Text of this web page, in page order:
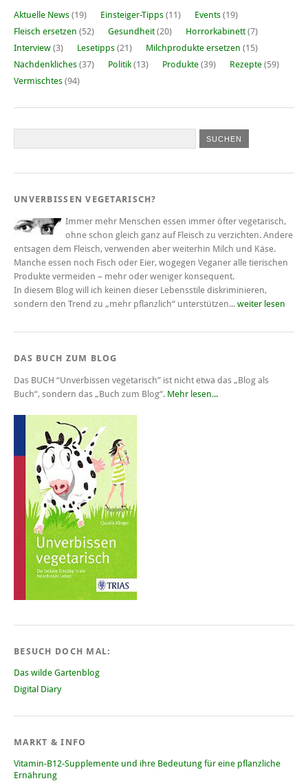
Aktuelle News (19) Einsteiger-Tipps (11) Events (19)
Fleisch ersetzen (52) Gesundheit(20) Horrorkabinett(7)
Interview (3) Lesetipps (21) Milchprodukte ersetzen (15)
Nachdenkliches (37) Politik(13) Produkte (39) Rezepte (59)
Vermischtes (94)
UNVERBISSEN VEGETARISCH?
Immer mehr Menschen essen immer öfter vegetarisch,
ohne schon gleich ganz auf Fleisch zu verzichten. Andere
entsagen dem Fleisch, verwenden aber weiterhin Milch und Käse.
Manche essen noch Fisch oder Eier, wogegen Veganer alle tierischen
Produkte vermeiden – mehr oder weniger konsequent.
In diesem Blog will ich keinen dieser Lebensstile diskriminieren,
sondern den Trend zu „mehr pflanzlich“ unterstützen... weiter lesen
DAS BUCH ZUM BLOG
Das BUCH “Unverbissen vegetarisch” ist nicht etwa das „Blog als
Buch“, sondern das „Buch zum Blog“. Mehr lesen...
BESUCH DOCH MAL:
Das wilde Gartenblog
Digital Diary
MARKT & INFO
Vitamin-B12-Supplemente und ihre Bedeutung für eine pflanzliche
Ernährung